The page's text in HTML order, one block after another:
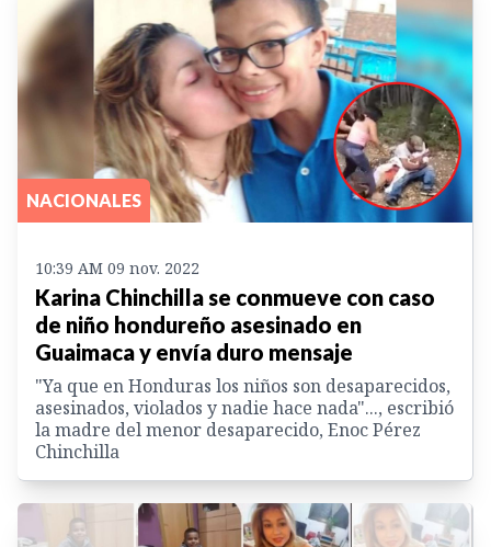
NACIONALES
10:39 AM 09 nov. 2022
Karina Chinchilla se conmueve con caso
de niño hondureño asesinado en
Guaimaca y envía duro mensaje
"Ya que en Honduras los niños son desaparecidos,
asesinados, violados y nadie hace nada"..., escribió
la madre del menor desaparecido, Enoc Pérez
Chinchilla